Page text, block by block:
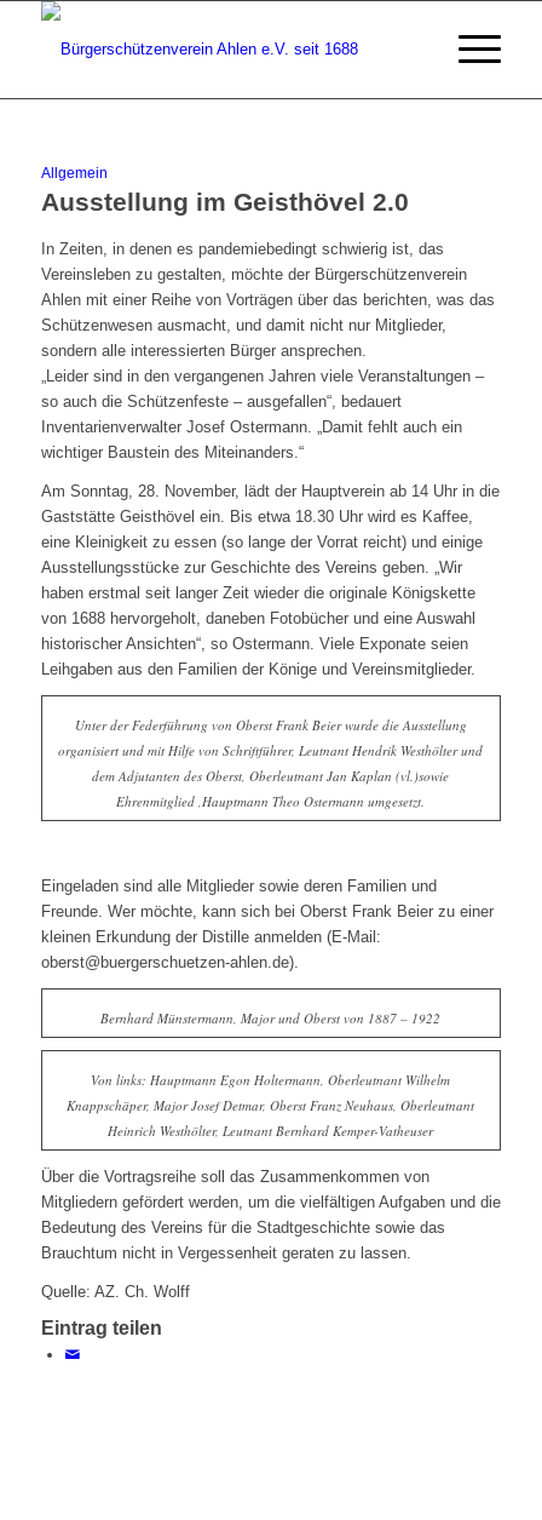
Allgemein
Ausstellung im Geisthövel 2.0
In Zeiten, in denen es pandemiebedingt schwierig ist, das
Vereinsleben zu gestalten, möchte der Bürgerschützenverein
Ahlen mit einer Reihe von Vorträgen über das berichten, was das
Schützenwesen ausmacht, und damit nicht nur Mitglieder,
sondern alle interessierten Bürger ansprechen.
„Leider sind in den vergangenen Jahren viele Veranstaltungen –
so auch die Schützenfeste – ausgefallen“, bedauert
Inventarienverwalter Josef Ostermann. „Damit fehlt auch ein
wichtiger Baustein des Miteinanders.“
Am Sonntag, 28. November, lädt der Hauptverein ab 14 Uhr in die
Gaststätte Geisthövel ein. Bis etwa 18.30 Uhr wird es Kaffee,
eine Kleinigkeit zu essen (so lange der Vorrat reicht) und einige
Ausstellungsstücke zur Geschichte des Vereins geben. „Wir
haben erstmal seit langer Zeit wieder die originale Königskette
von 1688 hervorgeholt, daneben Fotobücher und eine Auswahl
historischer Ansichten“, so Ostermann. Viele Exponate seien
Leihgaben aus den Familien der Könige und Vereinsmitglieder.
Unter der Federführung von Oberst Frank Beier wurde die Ausstellung
organisiert und mit Hilfe von Schriftführer, Leutnant Hendrik Westhölter und
dem Adjutanten des Oberst, Oberleutnant Jan Kaplan (vl.)sowie
Ehrenmitglied ,Hauptmann Theo Ostermann umgesetzt.
Eingeladen sind alle Mitglieder sowie deren Familien und
Freunde. Wer möchte, kann sich bei Oberst Frank Beier zu einer
kleinen Erkundung der Distille anmelden (E-Mail:
oberst@buergerschuetzen-ahlen.de).
Bernhard Münstermann, Major und Oberst von 1887 – 1922
Von links: Hauptmann Egon Holtermann, Oberleutnant Wilhelm
Knappschäper, Major Josef Detmar, Oberst Franz Neuhaus, Oberleutnant
Heinrich Westhölter, Leutnant Bernhard Kemper-Vatheuser
Über die Vortragsreihe soll das Zusammenkommen von
Mitgliedern gefördert werden, um die vielfältigen Aufgaben und die
Bedeutung des Vereins für die Stadtgeschichte sowie das
Brauchtum nicht in Vergessenheit geraten zu lassen.
Quelle: AZ. Ch. Wolff
Eintrag teilen